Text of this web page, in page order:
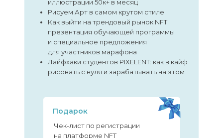
иллюстрации 50к+ в месяц
Рисуем Арт в самом крутом стиле
Как выйти на трендовый рынок NFT:
презентация обучающей программы
и специальное предложения
для участников марафона
Лайфхаки студентов PIXELENT: как в кайф
рисовать с нуля и зарабатывать на этом
Подарок
Чек-лист по регистрации
на платформе NFT